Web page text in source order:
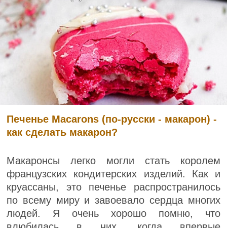
Печенье Macarons (по-русски - макарон) -
как сделать макарон?
Макаронсы легко могли стать королем
французских кондитерских изделий. Как и
круассаны, это печенье распространилось
по всему миру и завоевало сердца многих
людей. Я очень хорошо помню, что